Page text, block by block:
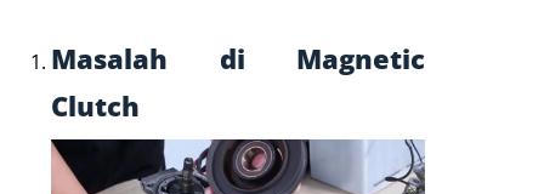
Masalah di Magnetic
Clutch